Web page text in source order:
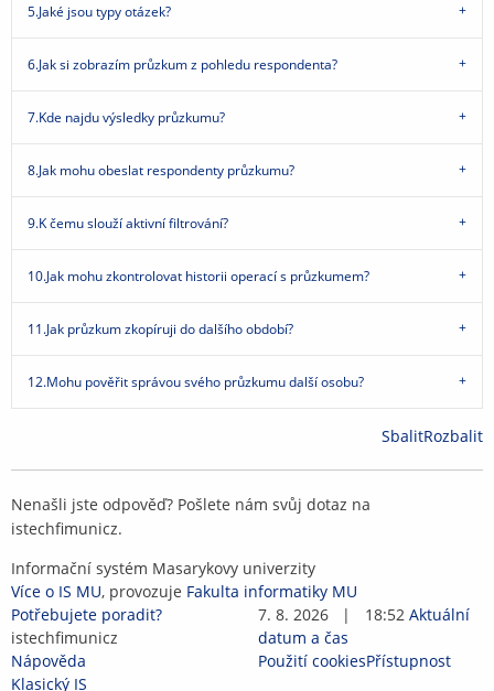
5.Jaké jsou typy otázek?
6.Jak si zobrazím průzkum z pohledu respondenta?
7.Kde najdu výsledky průzkumu?
8.Jak mohu obeslat respondenty průzkumu?
9.K čemu slouží aktivní filtrování?
10.Jak mohu zkontrolovat historii operací s průzkumem?
11.Jak průzkum zkopíruji do dalšího období?
12.Mohu pověřit správou svého průzkumu další osobu?
SbalitRozbalit
Nenašli jste odpověď? Pošlete nám svůj dotaz na
istechfimunicz.
IS
MU
Informační systém Masarykovy univerzity
Více o IS MU, provozuje Fakulta informatiky MU
Potřebujete poradit?
istechfimunicz
Nápověda
Klasický IS
7. 8. 2026 | 18:52 Aktuální
datum a čas
Použití cookiesPřístupnost